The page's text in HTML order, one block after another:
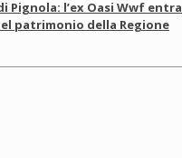
Pignola: l’ex Oasi Wwf entra
patrimonio della Regione